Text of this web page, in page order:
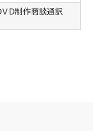
ＶＤ制作商談通訳